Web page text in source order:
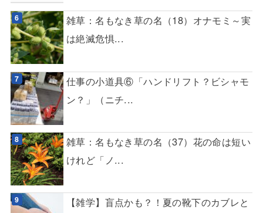
雑草：名もなき草の名（18）オナモミ～実
は絶滅危惧...
仕事の小道具⑥「ハンドリフト？ビシャモ
ン？」（ニチ...
雑草：名もなき草の名（37）花の命は短い
けれど「ノ...
【雑学】盲点かも？！夏の靴下のカブレと